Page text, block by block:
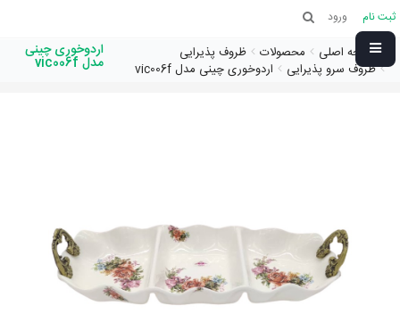
ثبت نام ورود
صفحه اصلی محصولات
ظروف پذیرایی
ظروف سرو پذیرایی
اردوخوری چینی مدل vic006f
اردوخوری چینی
مدل vic006f